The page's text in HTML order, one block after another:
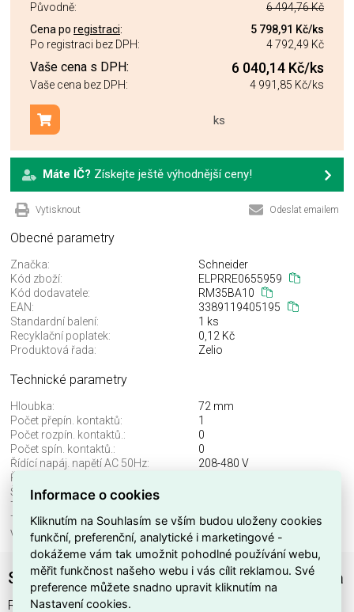
Původně:
6 494,76 Kč
Cena po registraci: 5 798,91 Kč/ks
Po registraci bez DPH:
4 792,49 Kč
Vaše cena s DPH: 6 040,14 Kč/ks
Vaše cena bez DPH: 4 991,85 Kč/ks
ks
Přidat do košíku
Máte IČ? Získejte ještě výhodnější ceny!
Vytisknout Odeslat emailem
Obecné parametry
Značka:
Schneider
Kód zboží:
ELPRRE0655959
Kód dodavatele:
RM35BA10
EAN:
3389119405195
Standardní balení:
1 ks
Recyklační poplatek:
0,12 Kč
Produktová řada:
Zelio
Technické parametry
Hloubka:
72 mm
Počet přepín. kontaktů:
1
Počet rozpín. kontaktů.:
0
Počet spín. kontaktů.:
0
Řídící napáj. napětí AC 50Hz:
208-480 V
Řídící napáj. napětí AC 60HZ:
Šířka:
Typ elektrického připojení:
Typ napájecího napětí:
AC
Výška:
90 mm
Schneider RM35BA10 Měř.relé provoz čerpadla
RM35BA10 Měř.relé provoz čerpadla najdete v kategoriích
Informace o cookies
Kliknutím na Souhlasím se vším budou uloženy cookies
funkční, preferenční, analytické i marketingové -
dokážeme vám tak umožnit pohodlné používání webu,
měřit funkčnost našeho webu i vás cílit reklamou. Své
preference můžete snadno upravit kliknutím na
Nastavení cookies.